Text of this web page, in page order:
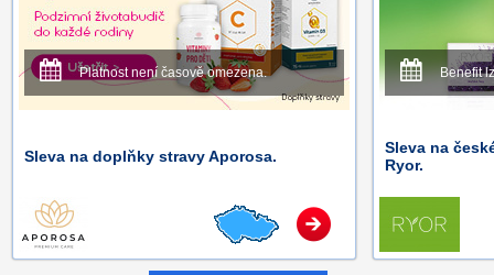
Platnost není časově omezena.
Sleva na doplňky stravy Aporosa.
Benefit
Sleva na
Ryor.